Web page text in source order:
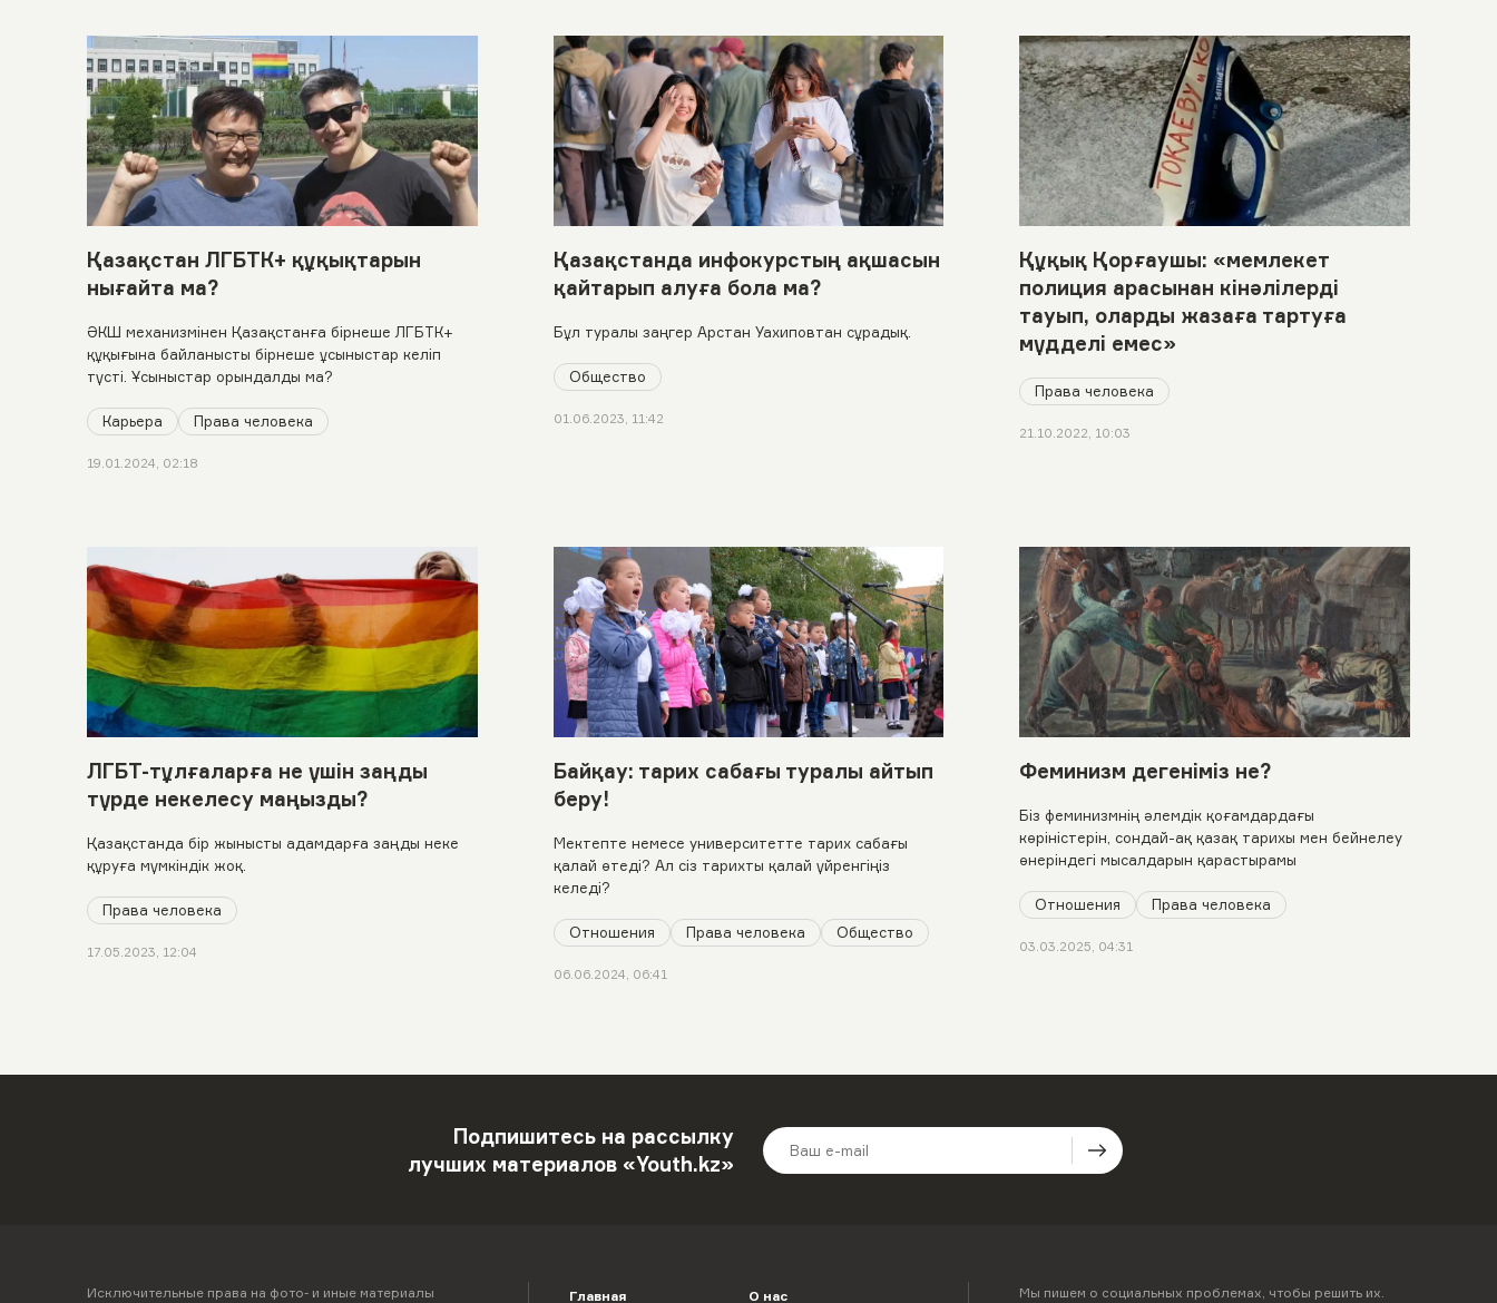
Қазақстан ЛГБТК+ құқықтарын
нығайта ма?
ӘКШ механизмінен Қазақстанға бірнеше ЛГБТК+
құқығына байланысты бірнеше ұсыныстар келіп
түсті. Ұсыныстар орындалды ма?
Карьера Права человека
19.01.2024, 02:18
Қазақстанда инфокурстың ақшасын
қайтарып алуға бола ма?
Бұл туралы заңгер Арстан Уахиповтан сұрадық.
Общество
01.06.2023, 11:42
Құқық Қорғаушы: «мемлекет
полиция арасынан кінәлілерді
тауып, оларды жазаға тартуға
мүдделі емес»
Права человека
21.10.2022, 10:03
ЛГБТ-тұлғаларға не үшін заңды
түрде некелесу маңызды?
Қазақстанда бір жынысты адамдарға заңды неке
құруға мүмкіндік жоқ.
Права человека
17.05.2023, 12:04
Байқау: тарих сабағы туралы айтып
беру!
Мектепте немесе университетте тарих сабағы
қалай өтеді? Ал сіз тарихты қалай үйренгіңіз
келеді?
Отношения Права человека Общество
06.06.2024, 06:41
Феминизм дегеніміз не?
Біз феминизмнің әлемдік қоғамдардағы
көріністерін, сондай-ақ қазақ тарихы мен бейнелеу
өнеріндегі мысалдарын қарастырамы
Отношения Права человека
03.03.2025, 04:31
Подпишитесь на рассылку
лучших материалов «Youth.kz»
Исключительные права на фото- и иные материалы Главная О нас Мы пишем о социальных проблемах, чтобы решить их.